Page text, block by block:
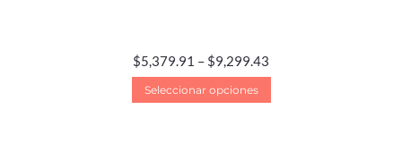
$5,379.91 – $9,299.43
Seleccionar opciones